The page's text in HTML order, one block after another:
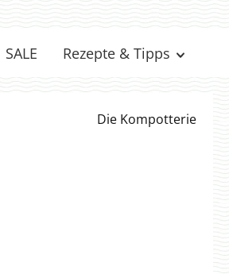
SALE Rezepte & Tipps
Die Kompotterie